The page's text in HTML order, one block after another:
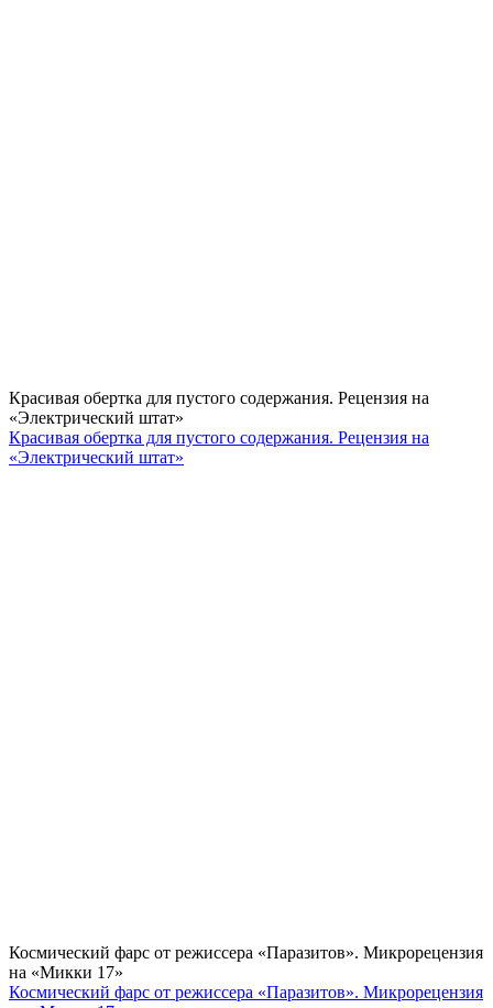
Красивая обертка для пустого содержания. Рецензия на
«Электрический штат»
Красивая обертка для пустого содержания. Рецензия на
«Электрический штат»
Космический фарс от режиссера «Паразитов». Микрорецензия
на «Микки 17»
Космический фарс от режиссера «Паразитов». Микрорецензия